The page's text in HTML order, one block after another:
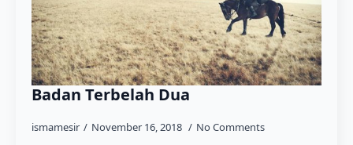
Badan Terbelah Dua
ismamesir November 16, 2018 No Comments